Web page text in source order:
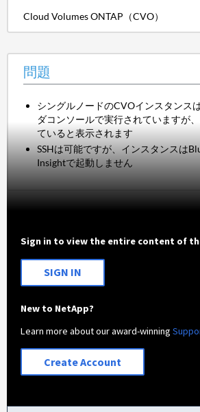
Cloud Volumes ONTAP（CVO）
問題
シングルノードのCVOインスタンス
ダコンソールで実行されていますが
ていると表示されます
SSHは可能ですが、インスタンスは
Insightで起動しません
Sign in to view the entire content of
SIGN IN
New to NetApp?
Learn more about our award-winning
Create Account